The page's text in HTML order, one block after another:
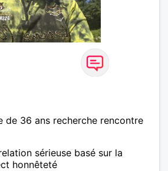
de 36 ans recherche rencontre
sérieuse basé sur la
honnêteté